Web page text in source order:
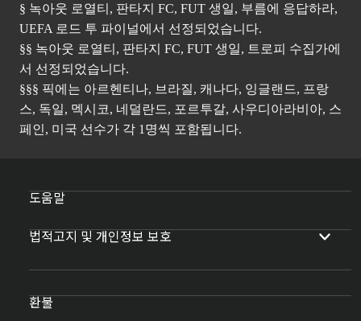
§ 녹아웃 로열티, 판타지 FC, FUT 생일, 부름에 응답하라,
UEFA 로드 투 파이널에서 선정되었습니다.
§§ 녹아웃 로열티, 판타지 FC, FUT 생일, 트로피 수집가에
서 선정되었습니다.
§§§ 픽에는 아르헨티나, 브라질, 캐나다, 잉글랜드, 프랑
스, 독일, 멕시코, 네덜란드, 포르투갈, 사우디아라비아, 스
페인, 미국 선수가 각 1명씩 포함됩니다.
도움말
법적고지 및 개인정보 보호
환불